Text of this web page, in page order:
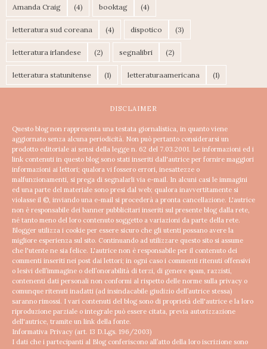
Amanda Craig (4) booktag (4)
letteratura sud coreana (4) dispotico (3)
letteratura irlandese (2) segnalibri (2)
letteratura statunitense (1) letteraturaamericana (1)
DISCLAIMER
Questo blog non rappresenta una testata giornalistica, in quanto viene
aggiornato senza alcuna periodicità. Non può pertanto considerarsi un
prodotto editoriale ai sensi della legge n. 62 del 7.03.2001. Le informazioni ed i
link contenuti in questo blog sono stati inseriti dall'autrice per fornire maggiori
informazioni ai lettori; qualora vi fossero errori, inesattezze o
malfunzionamenti, si prega di segnalarli via e-mail. In alcuni casi le immagini
ed una parte del materiale sono presi dal web; qualora inavvertitamente si
violasse il ©, inviando una e-mail si procederà a pronta cancellazione. L'autrice
non è responsabile dei banner pubblicitari inseriti sul presente blog dalla rete,
né tanto meno del loro contenuto soggetto a variazioni da parte della rete.
Blogger utilizza i cookie per essere sicuro che gli utenti possano avere la
migliore esperienza sul sito. Continuando ad utilizzare questo sito si assume
che l'utente ne sia felice. L'autrice non è responsabile per il contenuto dei
commenti inseriti nei post dai lettori; in ogni caso i commenti ritenuti offensivi
o lesivi dell’immagine o dell’onorabilità di terzi, di genere spam, razzisti,
contenenti dati personali non conformi al rispetto delle norme sulla privacy o
comunque ritenuti inadatti (ad insindacabile giudizio dell’autrice stessa)
saranno rimossi. I vari contenuti del blog sono di proprietà dell'autrice e la loro
riproduzione parziale o integrale può essere citata, previa autorizzazione
dell'autrice, tramite un link della fonte.
Informativa Privacy (art. 13 D.Lgs. 196/2003)
I dati che i partecipanti al Blog conferiscono all’atto della loro iscrizione sono